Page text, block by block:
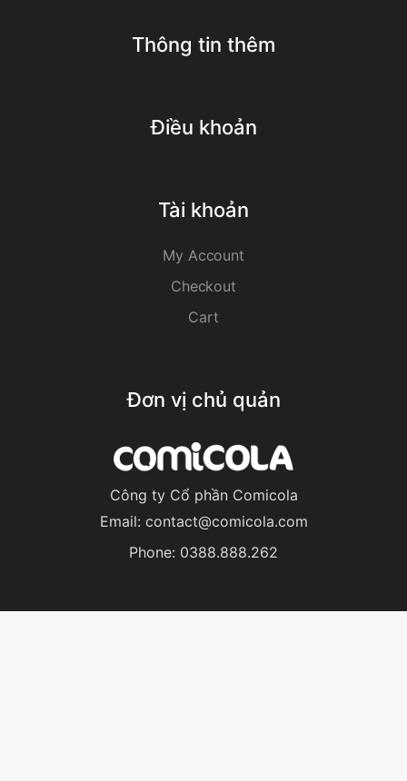
Thông tin thêm
Điều khoản
Tài khoản
My Account
Checkout
Cart
Đơn vị chủ quản
Công ty Cổ phần Comicola
Email: contact@comicola.com
Phone: 0388.888.262